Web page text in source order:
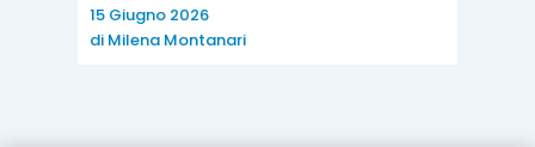
15 Giugno 2026
di Milena Montanari